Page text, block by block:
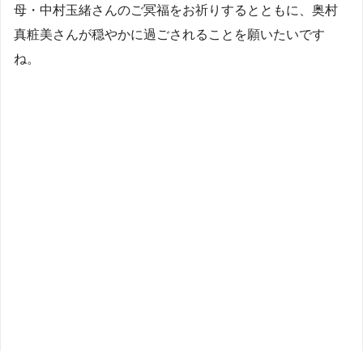
母・中村玉緒さんのご冥福をお祈りするとともに、奥村
真粧美さんが穏やかに過ごされることを願いたいです
ね。